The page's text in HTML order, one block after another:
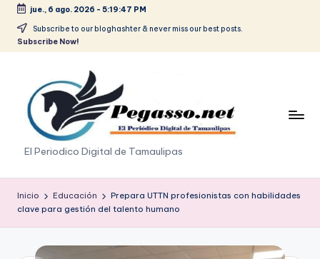
Saltar
jue., 6 ago. 2026 - 5:19:47 PM
Subscribe to our bloghashter & never miss our best posts.
Subscribe Now!
p
e
g
a
El Periodico Digital de Tamaulipas
Inicio Educación
Prepara UTTN profesionistas con habilidades
clave para gestión del talento humano